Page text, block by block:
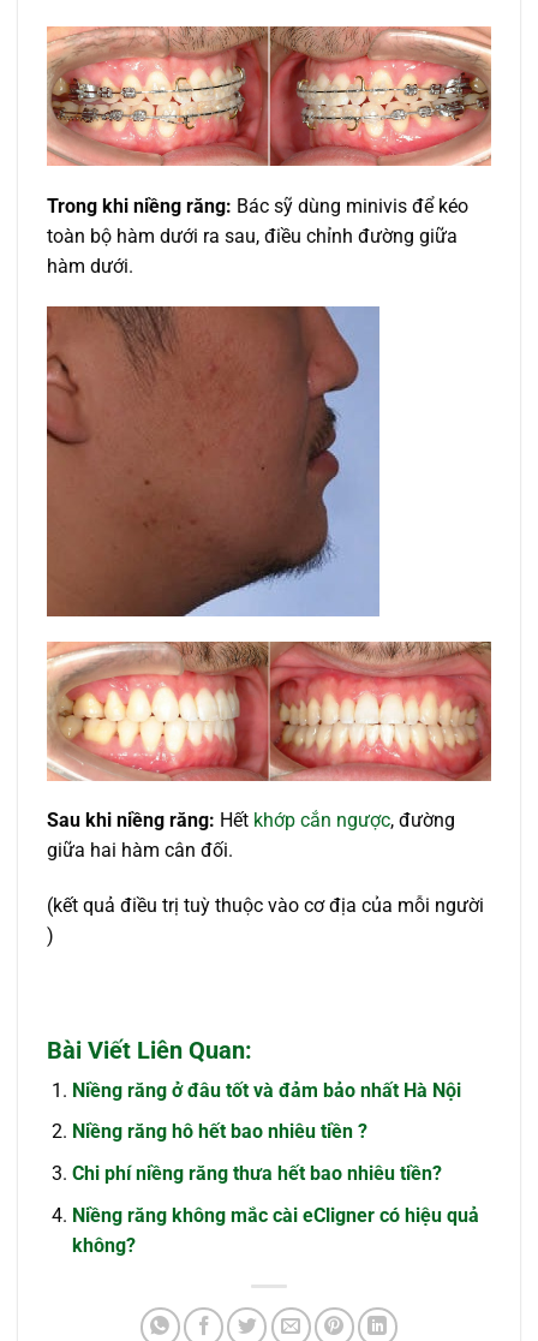
Trong khi niềng răng: Bác sỹ dùng minivis để kéo
toàn bộ hàm dưới ra sau, điều chỉnh đường giữa
hàm dưới.
Sau khi niềng răng: Hết khớp cắn ngược, đường
giữa hai hàm cân đối.
(kết quả điều trị tuỳ thuộc vào cơ địa của mỗi người
)
Bài Viết Liên Quan:
Niềng răng ở đâu tốt và đảm bảo nhất Hà Nội
Niềng răng hô hết bao nhiêu tiền ?
Chi phí niềng răng thưa hết bao nhiêu tiền?
Niềng răng không mắc cài eCligner có hiệu quả
không?